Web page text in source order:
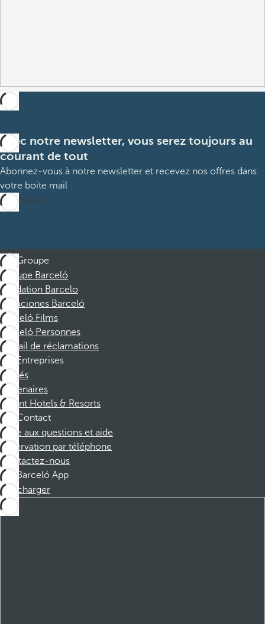
Avec notre newsletter, vous serez toujours au
courant de tout
Abonnez-vous à notre newsletter et recevez nos offres dans
votre boite mail
M’abonner
Groupe
Groupe Barceló
Fondation Barcelo
Vacaciones Barceló
Barceló Films
Barceló Personnes
Portail de réclamations
Entreprises
Affiliés
Partenaires
Dorint Hotels & Resorts
Contact
Foire aux questions et aide
Réservation par téléphone
Contactez-nous
Barceló App
Télécharger